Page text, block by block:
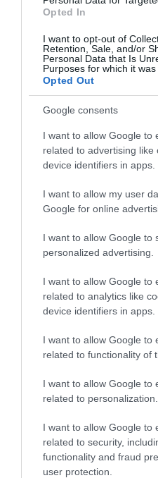
Opted In
I want to opt-out of
Retention, Sale, and/or
Personal Data that Is
Purposes for which it was
Opted Out
Google consents
I want to allow Google to
related to advertising like
device identifiers in apps.
I want to allow my user
Google for online
I want to allow Google to
personalized advertising.
I want to allow Google to
related to analytics like
device identifiers in apps.
I want to allow Google to
related to functionality of
I want to allow Google to
related to personalization.
I want to allow Google to
related to security,
functionality and fraud
user protection.
Ne maradjon le a
bennünket az EGRI
VISSZA A FŐOLDALRA
Legfrissebb híreink
2026.
„NEM
EGY EGRI
2026.